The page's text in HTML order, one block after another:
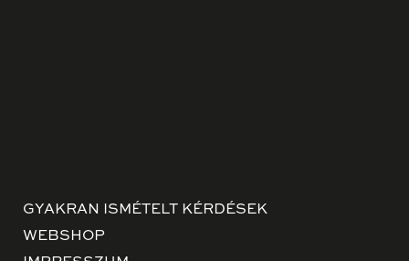
GYAKRAN ISMÉTELT KÉRDÉSEK
WEBSHOP